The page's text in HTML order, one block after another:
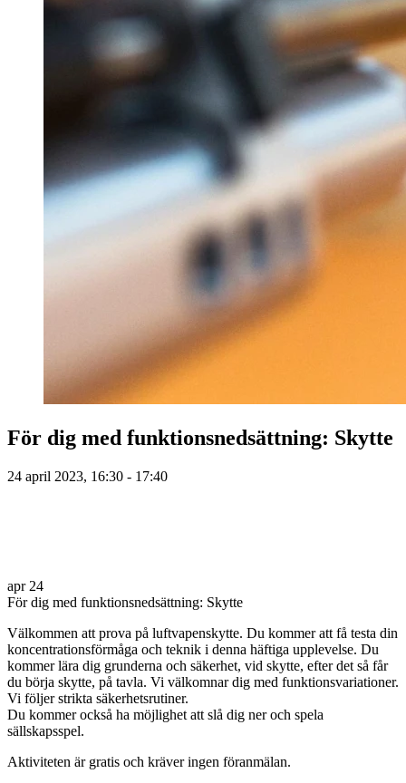
För dig med funktionsnedsättning: Skytte
24 april 2023, 16:30 - 17:40
apr 24
För dig med funktionsnedsättning: Skytte
Välkommen att prova på luftvapenskytte. Du kommer att få testa din
koncentrationsförmåga och teknik i denna häftiga upplevelse. Du
kommer lära dig grunderna och säkerhet, vid skytte, efter det så får
du börja skytte, på tavla. Vi välkomnar dig med funktionsvariationer.
Vi följer strikta säkerhetsrutiner.
Du kommer också ha möjlighet att slå dig ner och spela
sällskapsspel.
Aktiviteten är gratis och kräver ingen föranmälan.